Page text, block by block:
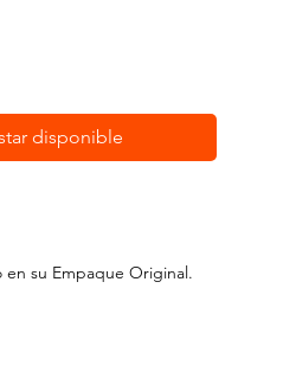
disponible
en su Empaque Original.